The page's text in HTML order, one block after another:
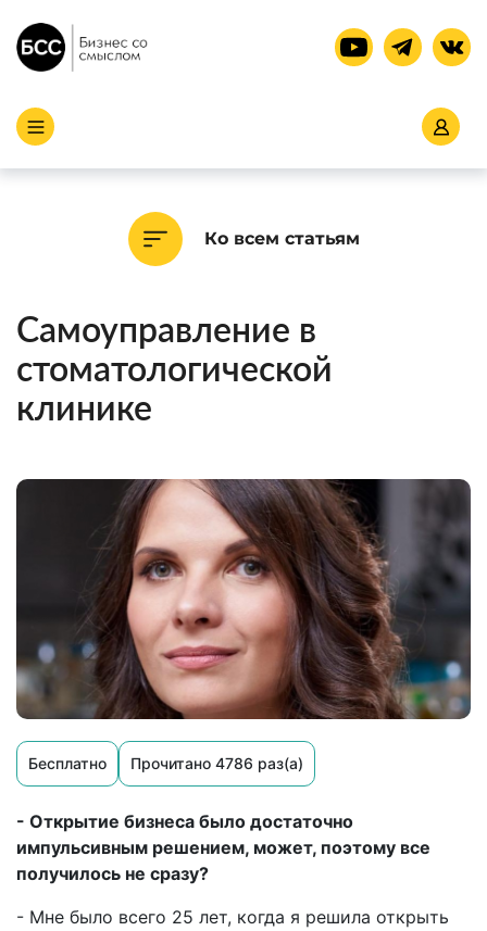
Ко всем статьям
Самоуправление в
стоматологической
клинике
Бесплатно Прочитано 4786 раз(а)
- Открытие бизнеса было достаточно
импульсивным решением, может, поэтому все
получилось не сразу?
- Мне было всего 25 лет, когда я решила открыть